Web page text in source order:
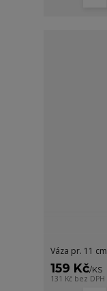
Váza pr. 11 cm
159 Kč/KS
131 Kč bez DPH